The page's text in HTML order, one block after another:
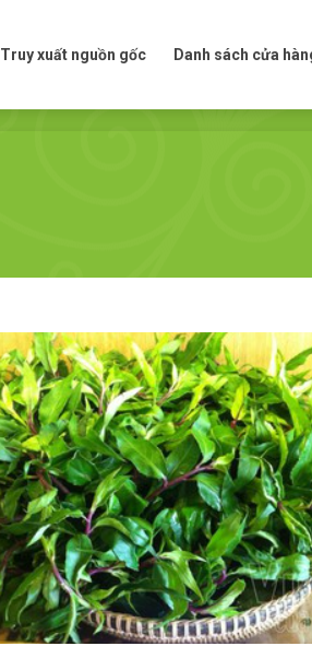
Truy xuất nguồn gốc Danh sách cửa